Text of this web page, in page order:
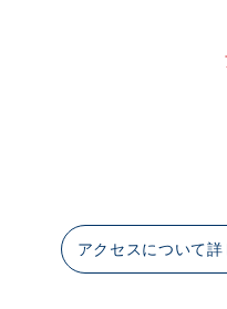
アクセスについて詳